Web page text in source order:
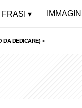
FRASI IMMAGINI
DA DEDICARE) >